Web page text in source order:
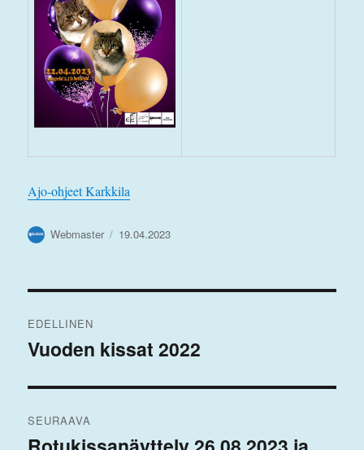
Ajo-ohjeet Karkkila
Kirjoittaja
Webmaster Julkaistu
19.04.2023
selaus
EDELLINEN
Edellinen
Vuoden kissat 2022
SEURAAVA
Seuraava